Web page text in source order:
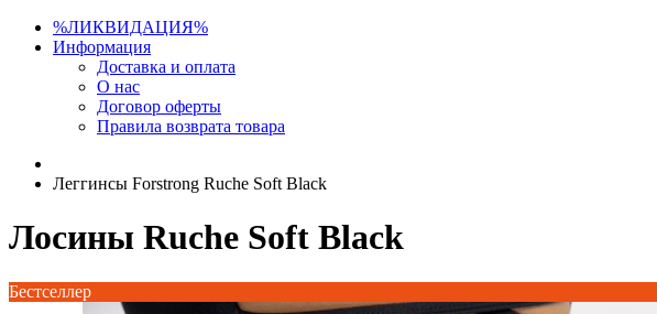
%ЛИКВИДАЦИЯ%
Информация
Доставка и оплата
О нас
Договор оферты
Правила возврата товара
Леггинсы Forstrong Ruche Soft Black
Лосины Ruche Soft Black
Бестселлер